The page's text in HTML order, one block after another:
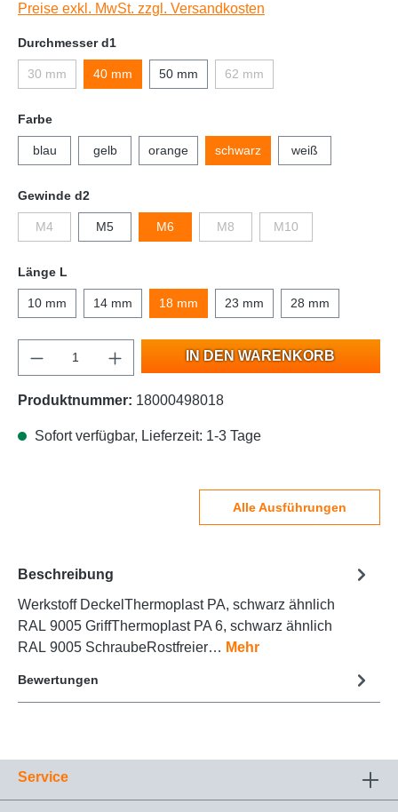
Preise exkl. MwSt. zzgl. Versandkosten
Durchmesser d1
30 mm 40 mm 50 mm 62 mm
Farbe
blau gelb orange schwarz weiß
Gewinde d2
M4 M5 M6 M8 M10
Länge L
10 mm 14 mm 18 mm 23 mm 28 mm
IN DEN WARENKORB
Produktnummer: 18000498018
Sofort verfügbar, Lieferzeit: 1-3 Tage
Alle Ausführungen
Beschreibung
Werkstoff DeckelThermoplast PA, schwarz ähnlich
RAL 9005 GriffThermoplast PA 6, schwarz ähnlich
RAL 9005 SchraubeRostfreier… Mehr
Bewertungen
Service